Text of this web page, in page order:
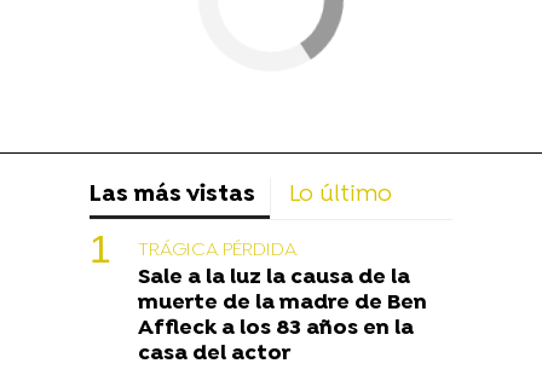
Las más vistas Lo último
TRÁGICA PÉRDIDA
Sale a la luz la causa de la
muerte de la madre de Ben
Affleck a los 83 años en la
casa del actor